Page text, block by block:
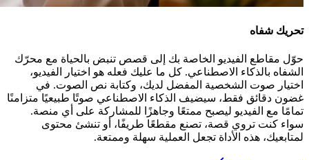
تحريك شفاه
حوّل مقاطع الفيديو الخاصة بك إلى قصص تنبض بالحياة مع محرّك
الشفاه بالذكاء الاصطناعي. كل ما عليك فعله هو اختيار الفيديو،
اختيار صوت الشخصية المفضل لديك، وكتابة نص الصوت. في
غضون دقائق فقط، سيضيف الذكاء الاصطناعي صوتًا طبيعيًا متزامنًا
تمامًا مع الفيديو ليصبح ممتعًا وجاهزًا للمشاركة على أي منصة.
سواء كنت تروي قصة، تصنع مقطعًا طريفًا، أو تنشئ محتوى
لمتابعيك، هذه الأداة تجعل العملية سهلة وممتعة.